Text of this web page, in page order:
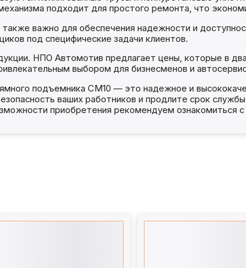
подходит для простого ремонта, что
также важно для обеспечения надежности и
под специфические задачи клиентов.
НПО Автомотив предлагает цены, которые в
выбором для бизнесменов и
подъемника СМ10 — это надежное и
ваших работников и продлите срок
приобретения рекомендуем ознакомиться с